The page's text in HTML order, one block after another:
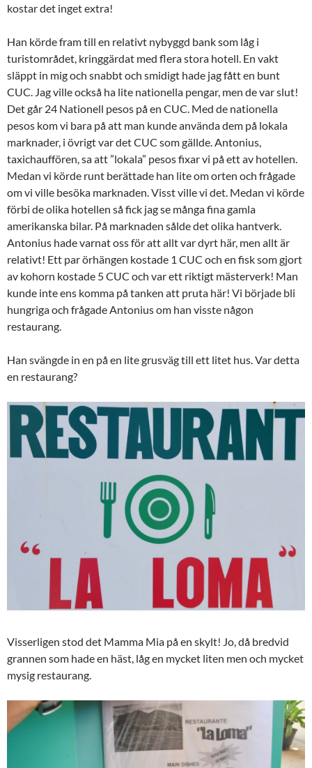
kostar det inget extra!
Han körde fram till en relativt nybyggd bank som låg i
turistområdet, kringgärdat med flera stora hotell. En vakt
släppt in mig och snabbt och smidigt hade jag fått en bunt
CUC. Jag ville också ha lite nationella pengar, men de var slut!
Det går 24 Nationell pesos på en CUC. Med de nationella
pesos kom vi bara på att man kunde använda dem på lokala
marknader, i övrigt var det CUC som gällde. Antonius,
taxichauffören, sa att ”lokala” pesos fixar vi på ett av hotellen.
Medan vi körde runt berättade han lite om orten och frågade
om vi ville besöka marknaden. Visst ville vi det. Medan vi körde
förbi de olika hotellen så fick jag se många fina gamla
amerikanska bilar. På marknaden sålde det olika hantverk.
Antonius hade varnat oss för att allt var dyrt här, men allt är
relativt! Ett par örhängen kostade 1 CUC och en fisk som gjort
av kohorn kostade 5 CUC och var ett riktigt mästerverk! Man
kunde inte ens komma på tanken att pruta här! Vi började bli
hungriga och frågade Antonius om han visste någon
restaurang.
Han svängde in en på en lite grusväg till ett litet hus. Var detta
en restaurang?
Visserligen stod det Mamma Mia på en skylt! Jo, då bredvid
grannen som hade en häst, låg en mycket liten men och mycket
mysig restaurang.